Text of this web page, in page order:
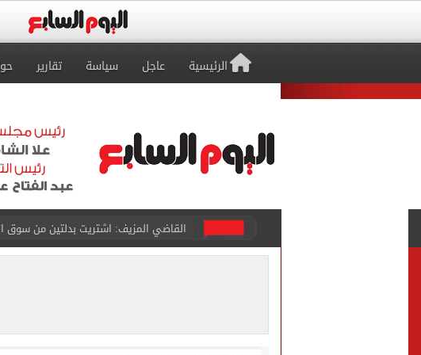
الرئيسية عاجل سياسة تقارير
برشلونة يطرح تذاكر مواجهة الأهلي
طرابزون سبور ينفي الحجز على مستحقات
الأهلي ينهي مرانه الأول فى معسكر